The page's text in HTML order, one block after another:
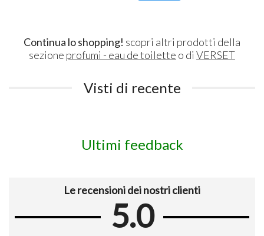
Continua lo shopping! scopri altri prodotti della
sezione profumi - eau de toilette o di VERSET
Visti di recente
Ultimi feedback
Le recensioni dei nostri clienti
5.0